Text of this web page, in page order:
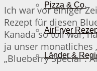
Pizza & Co.
AirFryer
Länder &
Ich war vor einiger
Rezept für diesen
Kanada so toll war,
ja unser monatliches
„Blueberry Special“.